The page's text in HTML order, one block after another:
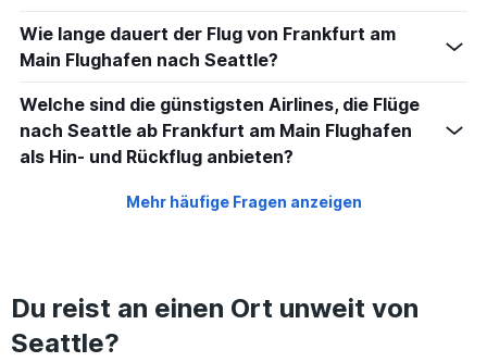
Wie lange dauert der Flug von Frankfurt am
Main Flughafen nach Seattle?
Welche sind die günstigsten Airlines, die Flüge
nach Seattle ab Frankfurt am Main Flughafen
als Hin- und Rückflug anbieten?
Mehr häufige Fragen anzeigen
Du reist an einen Ort unweit von
Seattle?